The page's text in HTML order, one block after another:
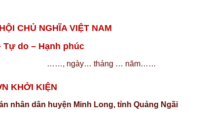
CHỦ NGHĨA VIỆT NAM
Tự do – Hạnh phúc
……, ngày… tháng … năm……
KHỞI KIỆN
nhân dân huyện Minh Long, tỉnh Quảng Ngãi